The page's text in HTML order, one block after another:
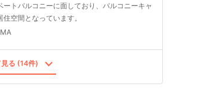
ートバルコニーに面しており、バルコニーキャ
空間となっています。
MA
る (14件)